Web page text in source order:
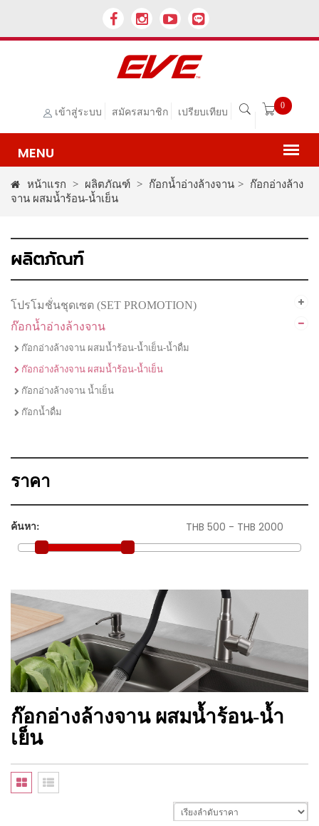
เข้าสู่ระบบ สมัครสมาชิก เปรียบเทียบ
0
หน้าแรก > ผลิตภัณฑ์ > ก๊อกน้ำอ่างล้างจาน >
ก๊อกอ่างล้าง
จาน ผสมน้ำร้อน-น้ำเย็น
ผลิตภัณฑ์
โปรโมชั่นชุดเซต (SET PROMOTION)
ไมโครเวฟ
ชุดเซตเตาแก๊สพร้อมเครื่องดูดควัน
ชุดเซตเตาไฟฟ้าพร้อมเครื่องดูดควัน
ชุดเซตเตาแก๊ส เครื่่องดูดควัน และซิงค์ล้างจาน
ชุดเซตซิงค์ล้างจานพร้อมก๊อกน้ำ
ก๊อกน้ำอ่างล้างจาน
ก๊อกอ่างล้างจาน ผสมน้ำร้อน-น้ำเย็น-น้ำดื่ม
ก๊อกอ่างล้างจาน ผสมน้ำร้อน-น้ำเย็น
ก๊อกอ่างล้างจาน น้ำเย็น
ก๊อกน้ำดื่ม
ราคา
ค้นหา:
ก๊อกอ่างล้างจาน ผสมน้ำร้อน-น้ำ
เย็น